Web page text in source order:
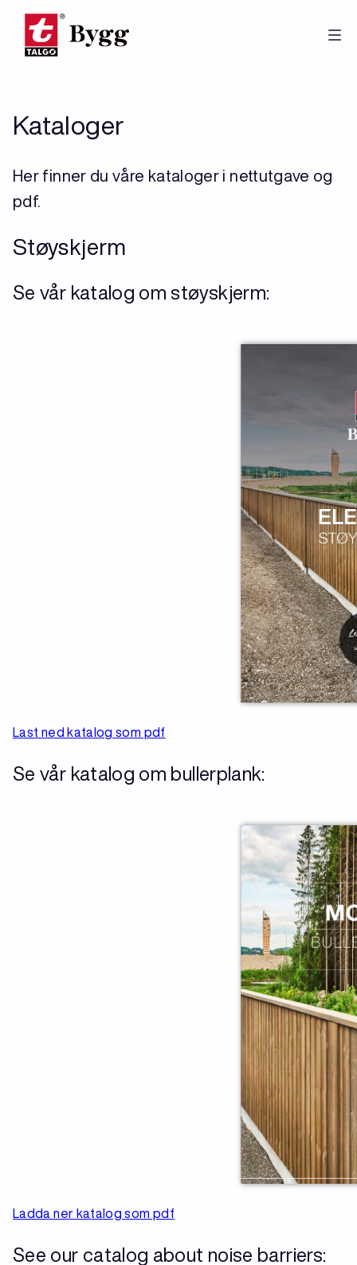
Hopp
Kataloger
Her finner du våre kataloger i nettutgave og
pdf.
Støyskjerm
Se vår katalog om støyskjerm:
Last ned katalog som pdf
Se vår katalog om bullerplank:
Ladda ner katalog som pdf
See our catalog about noise barriers: